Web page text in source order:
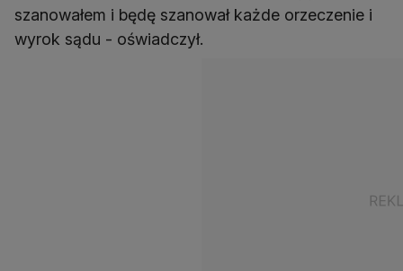
szanowałem i będę szanował każde orzeczenie i
wyrok sądu - oświadczył.